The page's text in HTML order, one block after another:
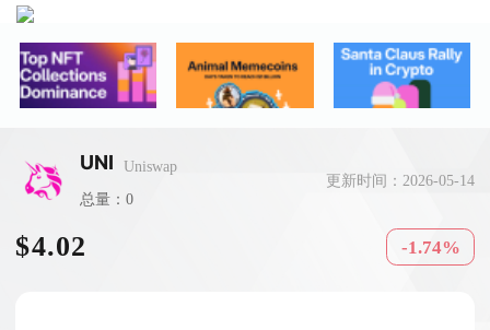
UNI
Uniswap
总量：0
更新时间：2026-05-14
$4.02 -1.74%